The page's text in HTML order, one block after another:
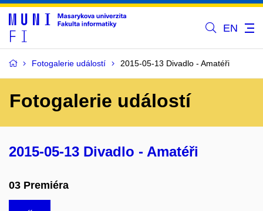
EN
Fotogalerie událostí 2015-05-13 Divadlo - Amatéři
Fotogalerie událostí
2015-05-13 Divadlo - Amatéři
03 Premiéra